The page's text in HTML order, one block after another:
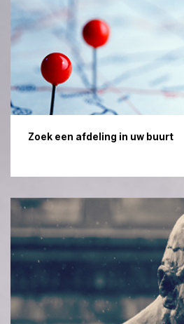
Zoek een afdeling in uw buurt